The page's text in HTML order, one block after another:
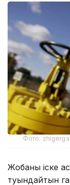
Фото:
Жобаны іске
туындайтын